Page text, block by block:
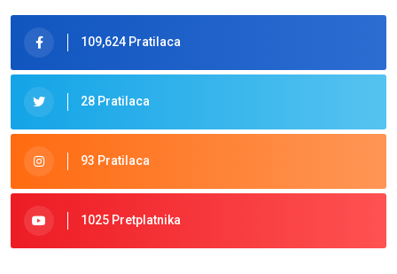
109,624 Pratilaca
28 Pratilaca
93 Pratilaca
1025 Pretplatnika